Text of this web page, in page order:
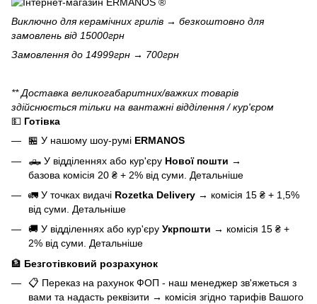
Виключно длякерамічних грилів → безкоштовно для
замовлень від 15000грн
Замовлення до 14999грн → 700грн
** Доставка великогабаритних/важких товарів
здійснюється тільки на вантажні відділення / кур'єром
💵 Готівка
🏪 У нашому шоу-румі ERMANOS
🛻 У відділеннях або кур'єру Нової пошти →
базова комісія 20 ₴ + 2% від суми. Детальніше
🚛 У точках видачі Rozetka Delivery → комісія 15 ₴ + 1,5%
від суми. Детальніше
🚚 У відділеннях або кур'єру Укрпошти → комісія 15 ₴ +
2% від суми. Детальніше
🏦 Безготівковий розрахунок
📋 Переказ на рахунок ФОП - наш менеджер зв'яжеться з
вами та надасть реквізити → комісія згідно тарифів Вашого